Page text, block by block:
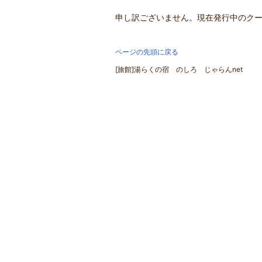
申し訳ございません。現在発行中のク
ページの先頭に戻る
[旅館]湯らくの宿 のしろ じゃらんnet